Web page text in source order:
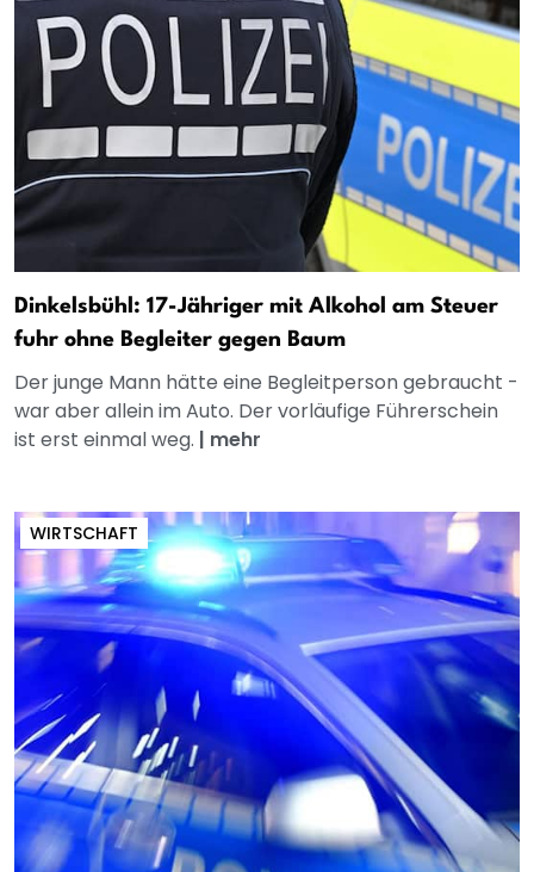
Dinkelsbühl: 17-Jähriger mit Alkohol am Steuer
fuhr ohne Begleiter gegen Baum
Der junge Mann hätte eine Begleitperson gebraucht -
war aber allein im Auto. Der vorläufige Führerschein
ist erst einmal weg. | mehr
WIRTSCHAFT